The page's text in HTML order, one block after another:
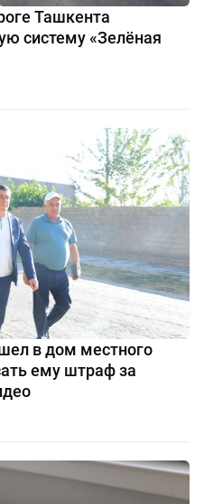
Ташкента
систему «Зелёная
в дом местного
ему штраф за